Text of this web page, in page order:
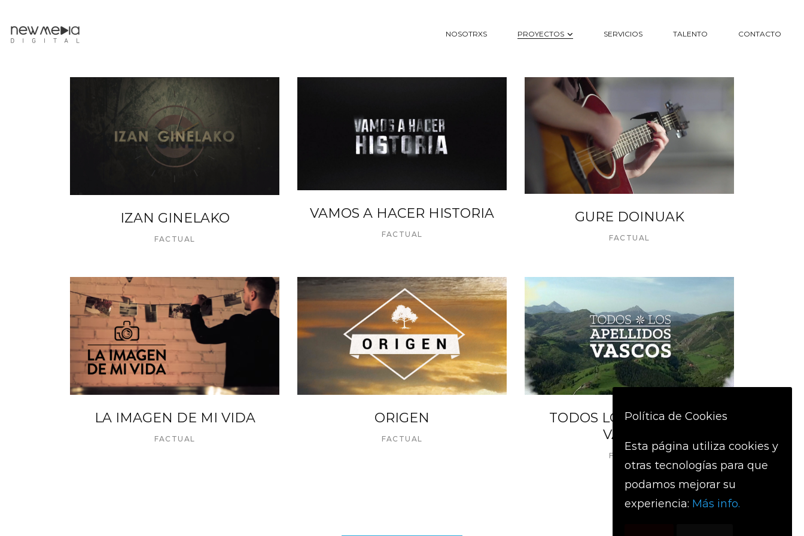
NOSOTRXS PROYECTOS SERVICIOS TALENTO CONTACTO
IZAN GINELAKO
FACTUAL
VAMOS A HACER HISTORIA
FACTUAL
GURE DOINUAK
FACTUAL
LA IMAGEN DE MI VIDA
FACTUAL
ORIGEN
FACTUAL
TODOS LOS APELLIDOS
VASCOS
FACTUAL
Política de Cookies
Esta página utiliza cookies y
otras tecnologías para que
podamos mejorar su
experiencia: Más info.